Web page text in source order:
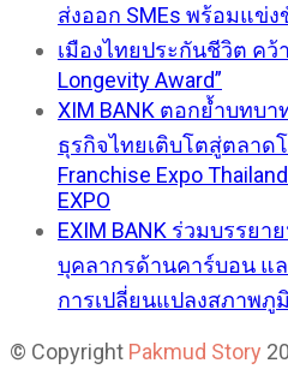
ส่งออก SMEs พร้อมแข่
เมืองไทยประกันชีวิต คว้
Longevity Award”
XIM BANK ตอกย้ำบทบา
ธุรกิจไทยเติบโตสู่ตลาด
Franchise Expo
EXPO
EXIM BANK ร่วมบรรย
บุคลากรด้านคาร์บอน แ
การเปลี่ยนแปลงสภาพภู
© Copyright Pakmud Story